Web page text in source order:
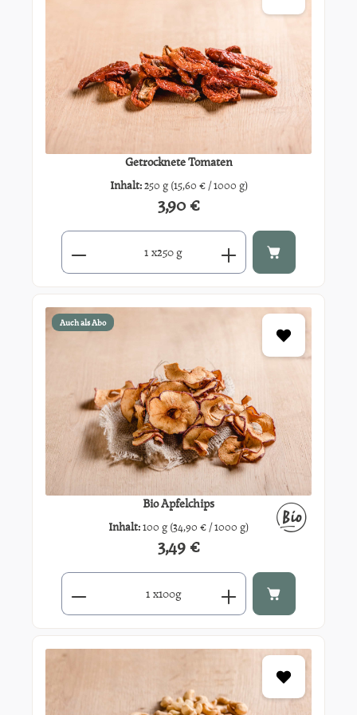
Getrocknete Tomaten
Inhalt:250 g (15,60 € / 1000 g)
Regulärer Preis:
3,90 €
Produkt Anzahl: Gib den gewünschten Wert ein oder benutze
x250 g
Auch als Abo
Bio Apfelchips
Inhalt:100 g (34,90 € / 1000 g)
Regulärer Preis:
3,49 €
Produkt Anzahl: Gib den gewünschten Wert ein oder benutze
x100g